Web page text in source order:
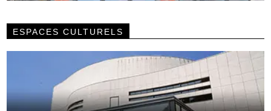
ESPACES CULTURELS